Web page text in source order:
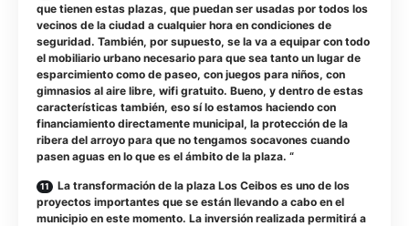
que tienen estas plazas, que puedan ser usadas por todos los
vecinos de la ciudad a cualquier hora en condiciones de
seguridad. También, por supuesto, se la va a equipar con todo
el mobiliario urbano necesario para que sea tanto un lugar de
esparcimiento como de paseo, con juegos para niños, con
gimnasios al aire libre, wifi gratuito. Bueno, y dentro de estas
características también, eso sí lo estamos haciendo con
financiamiento directamente municipal, la protección de la
ribera del arroyo para que no tengamos socavones cuando
pasen aguas en lo que es el ámbito de la plaza. “
La transformación de la plaza Los Ceibos es uno de los
proyectos importantes que se están llevando a cabo en el
municipio en este momento. La inversión realizada permitirá a